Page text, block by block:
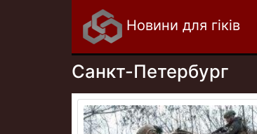
Новини для гіків
Санкт-Петербург